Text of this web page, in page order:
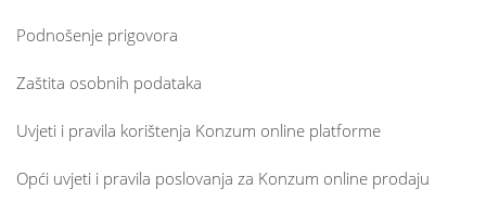
Podnošenje prigovora
Zaštita osobnih podataka
Uvjeti i pravila korištenja Konzum online platforme
Opći uvjeti i pravila poslovanja za Konzum online prodaju